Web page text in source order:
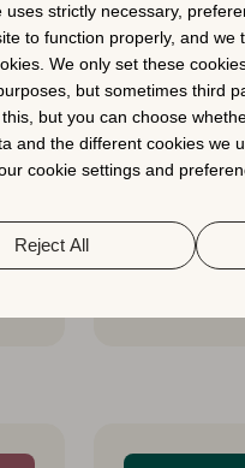
uses strictly necessary,
to function properly, and
We only set these
but sometimes third
but you can choose
and the different cookies we
cookie settings and
Reject All
있
2023년 10월 30일
앱 성장
링 및 앱
마케팅 믹스
케터에게 앱
Dana